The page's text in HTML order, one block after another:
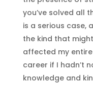
you’ve solved all
is a serious case,
the kind that
affected my entire
career if I hadn’t
knowledge and